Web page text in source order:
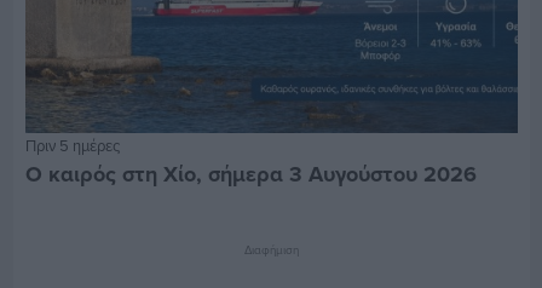
Πριν 5 ημέρες
Ο καιρός στη Χίο, σήμερα 3 Αυγούστου 2026
Διαφήμιση